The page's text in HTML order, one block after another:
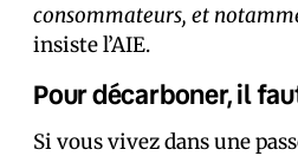
consommateurs, et
insiste l’AIE.
Pour décarboner, il
Si vous vivez dans une